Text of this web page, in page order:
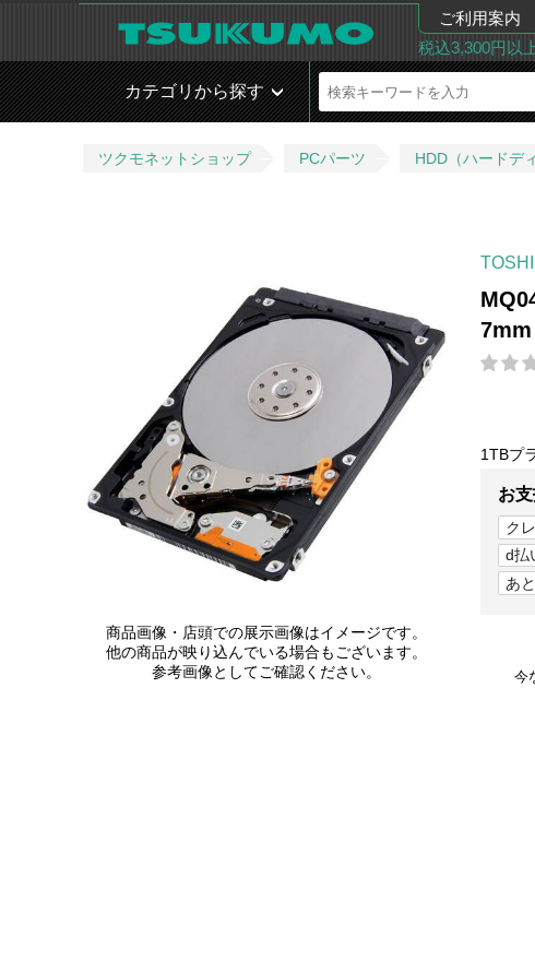
ご利用案内
税込3,300円以
カテゴリから探す
ツクモネットショップ PCパーツ HDD（ハードデ
商品画像・店頭での展示画像はイメージです。
他の商品が映り込んでいる場合もございます。
参考画像としてご確認ください。
7mm
1TBプ
お
ク
d払
あ
今